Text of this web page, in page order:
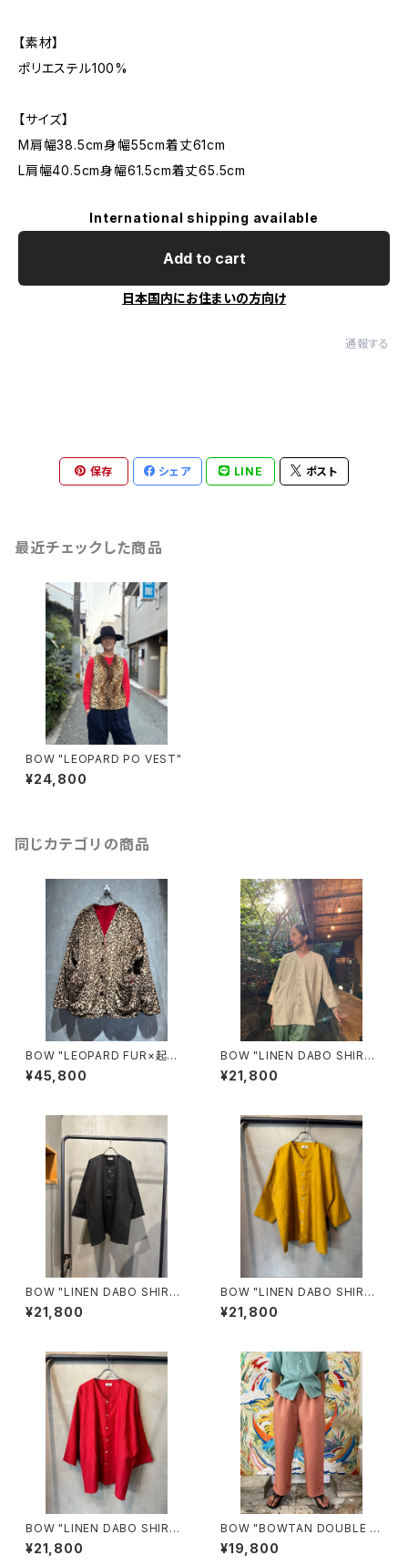
【素材】
ポリエステル100%
【サイズ】
M肩幅38.5cm身幅55cm着丈61cm
L肩幅40.5cm身幅61.5cm着丈65.5cm
International shipping available
Add to cart
日本国内にお住まいの方向け
通報する
保存 シェア LINE ポスト
最近チェックした商品
BOW "LEOPARD PO VEST"
¥24,800
同じカテゴリの商品
BOW "LEOPARD FUR×起毛
SUEDE REVERSIBLE JACKE
T"(RED)
¥45,800
BOW "LINEN DABO SHIRT"
(BEIGE)
¥21,800
BOW "LINEN DABO SHIRT"
(BLACK)
¥21,800
BOW "LINEN DABO SHIRT"
(MUSTARD)
¥21,800
BOW "LINEN DABO SHIR
T"/RED
¥21,800
BOW "BOWTAN DOUBLE P
OLYESTER GABARDINE"(S
MOKE PINK)
¥19,800